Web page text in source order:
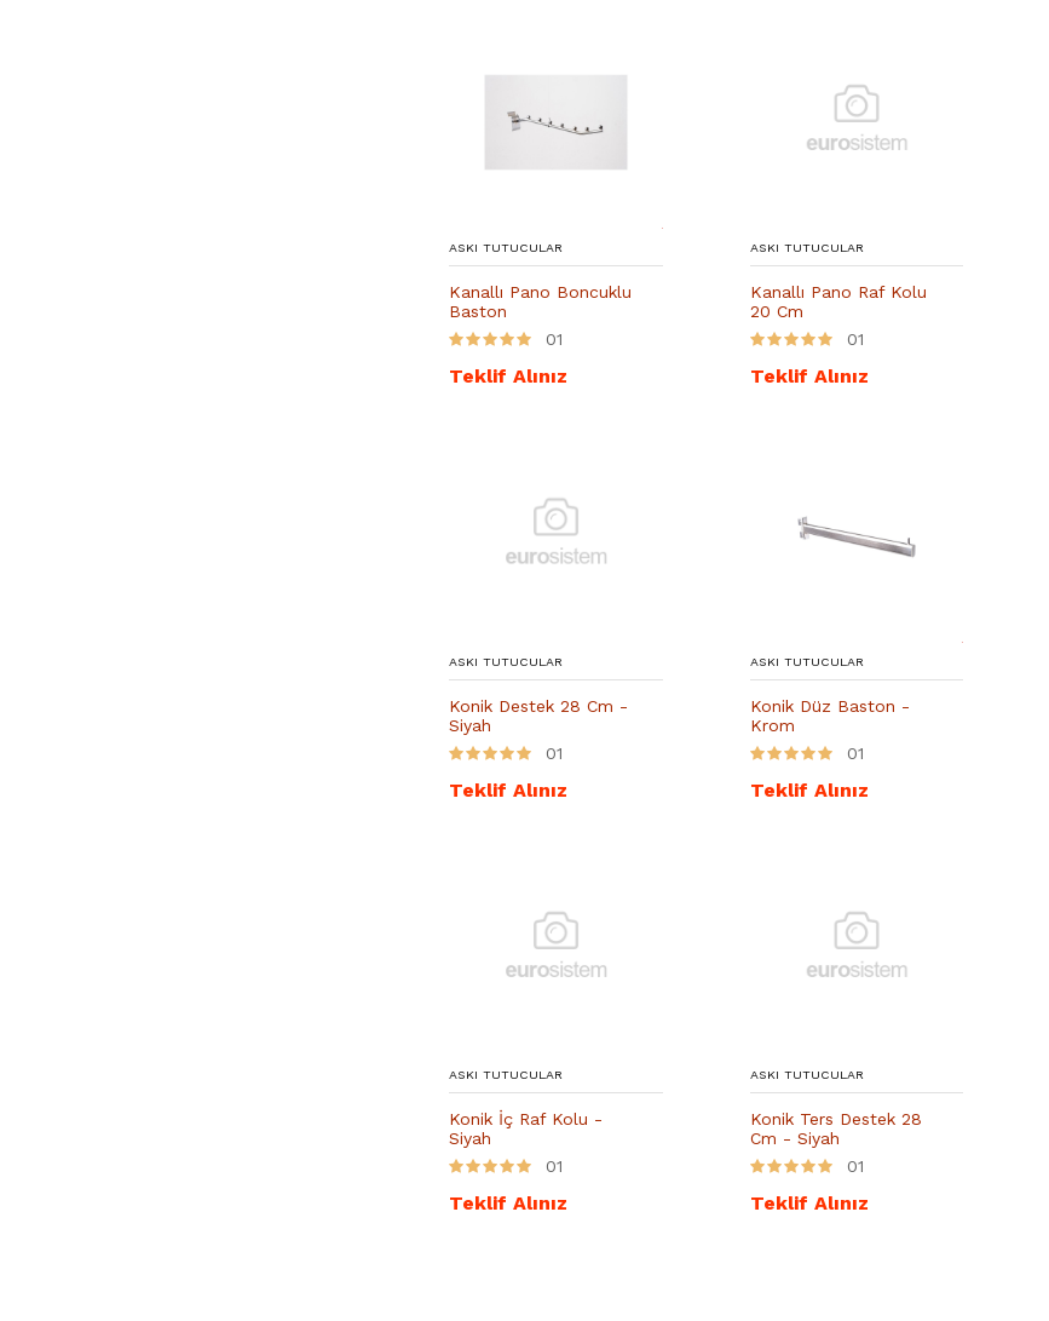
ASKI TUTUCULAR
Kanallı Pano Boncuklu
Baston
01
Teklif Alınız
ASKI TUTUCULAR
Kanallı Pano Raf Kolu
20 Cm
01
Teklif Alınız
ASKI TUTUCULAR
Konik Destek 28 Cm -
Siyah
01
Teklif Alınız
ASKI TUTUCULAR
Konik Düz Baston -
Krom
01
Teklif Alınız
ASKI TUTUCULAR
Konik İç Raf Kolu -
Siyah
01
Teklif Alınız
ASKI TUTUCULAR
Konik Ters Destek 28
Cm - Siyah
01
Teklif Alınız